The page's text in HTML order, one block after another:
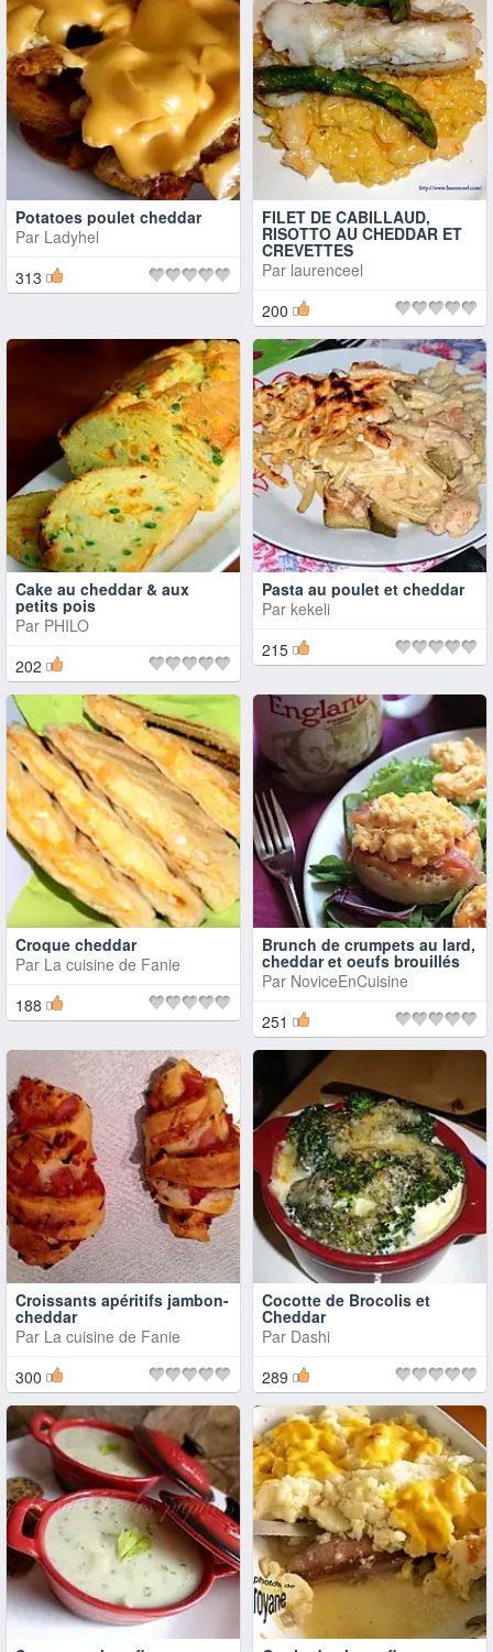
Potatoes poulet cheddar
Par Ladyhel
313
FILET DE CABILLAUD,
RISOTTO AU CHEDDAR ET
CREVETTES
Par laurenceel
200
Cake au cheddar & aux
petits pois
Par PHILO
202
Pasta au poulet et cheddar
Par kekeli
215
Croque cheddar
Par La cuisine de Fanie
188
Brunch de crumpets au lard,
cheddar et oeufs brouillés
Par NoviceEnCuisine
251
Croissants apéritifs jambon-
cheddar
Par La cuisine de Fanie
300
Cocotte de Brocolis et
Cheddar
Par Dashi
289